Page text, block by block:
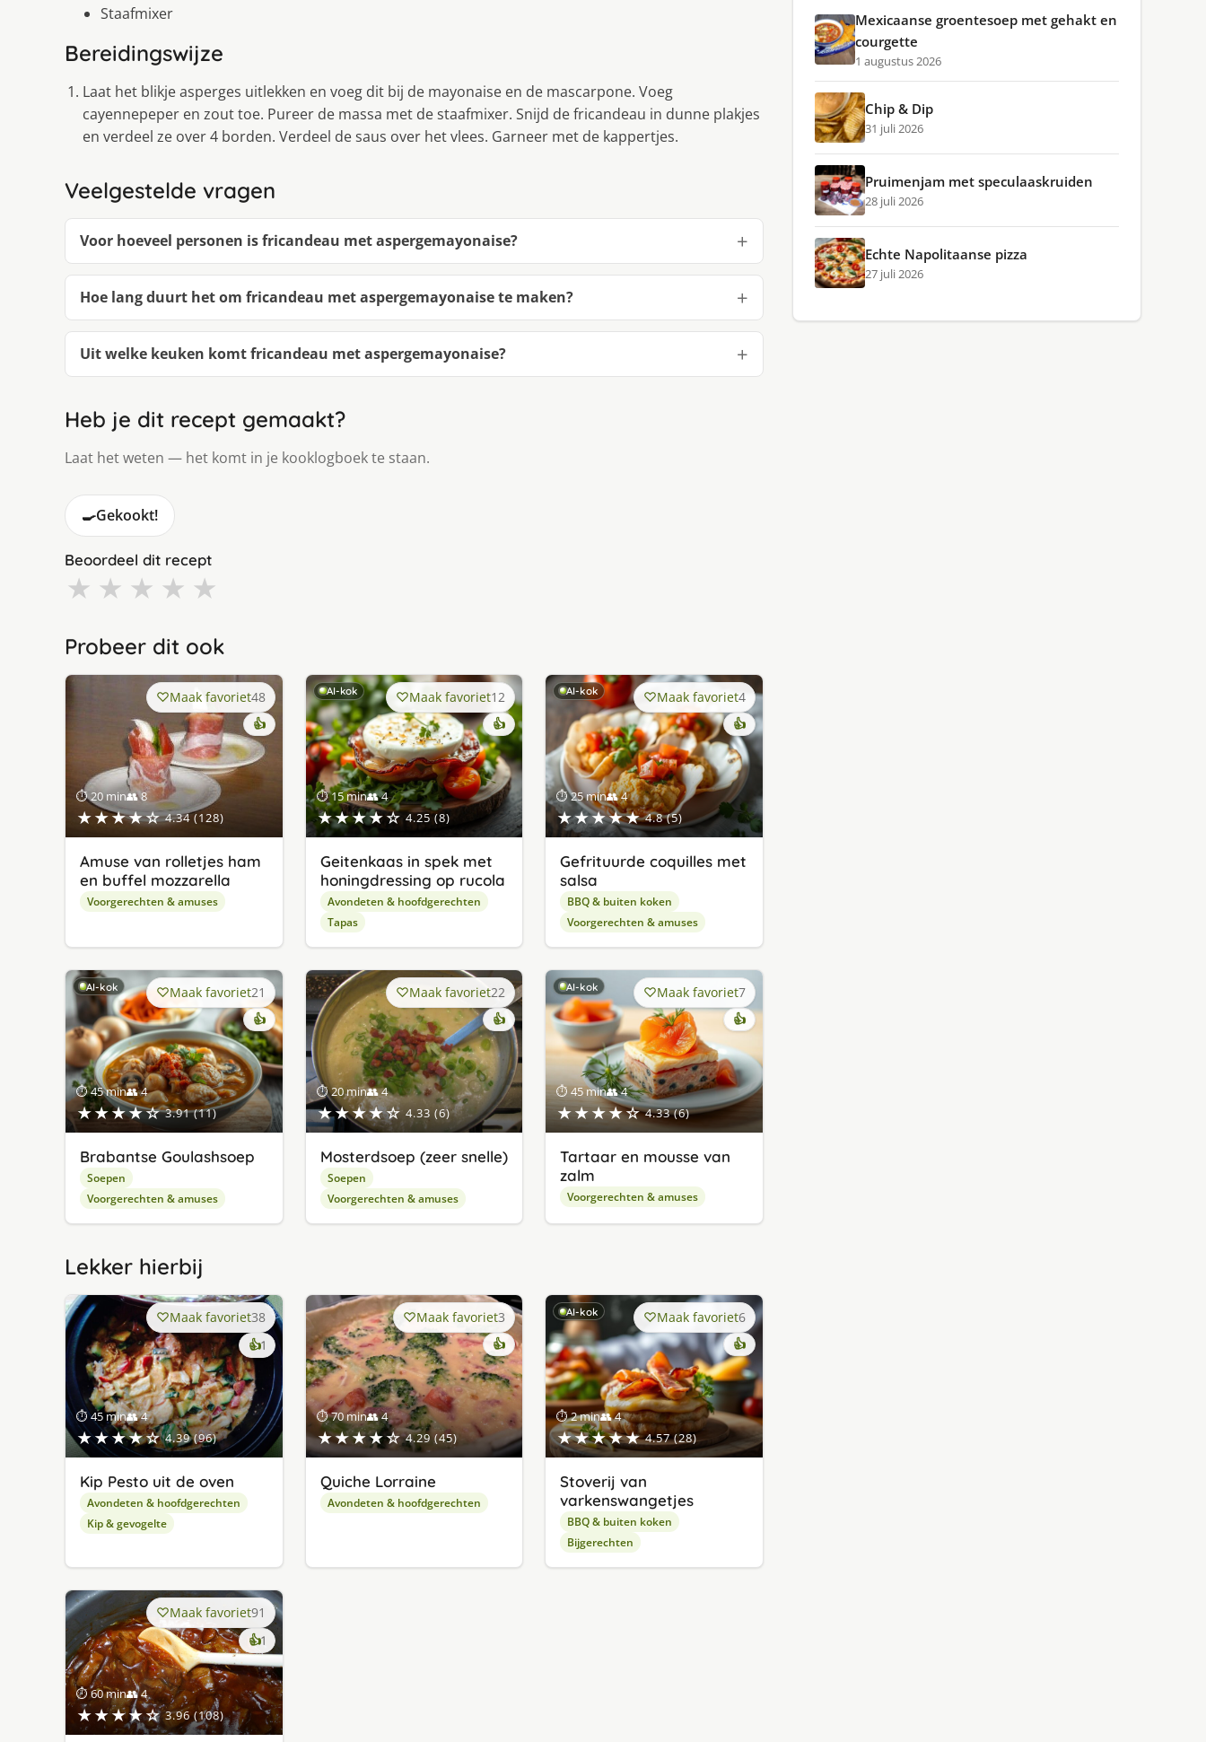
Staafmixer
Bereidingswijze
Laat het blikje asperges uitlekken en voeg dit bij de mayonaise en de mascarpone. Voeg
cayennepeper en zout toe. Pureer de massa met de staafmixer. Snijd de fricandeau in dunne plakjes
en verdeel ze over 4 borden. Verdeel de saus over het vlees. Garneer met de kappertjes.
Veelgestelde vragen
Voor hoeveel personen is fricandeau met aspergemayonaise?
Hoe lang duurt het om fricandeau met aspergemayonaise te maken?
Uit welke keuken komt fricandeau met aspergemayonaise?
Heb je dit recept gemaakt?
Laat het weten — het komt in je kooklogboek te staan.
🍳Gekookt!
Beoordeel dit recept
★ ★ ★ ★ ★
Probeer dit ook
⏱ 20 min👥 8
★★★★☆ 4.34 (128)
Maak favoriet48
👍
Amuse van rolletjes ham
en buffel mozzarella
Voorgerechten & amuses
AI-kok
⏱ 15 min👥 4
★★★★☆ 4.25 (8)
Maak favoriet12
👍
Geitenkaas in spek met
honingdressing op rucola
Avondeten & hoofdgerechten
Tapas
AI-kok
⏱ 25 min👥 4
★★★★★ 4.8 (5)
Maak favoriet4
👍
Gefrituurde coquilles met
salsa
BBQ & buiten koken
Voorgerechten & amuses
AI-kok
⏱ 45 min👥 4
★★★★☆ 3.91 (11)
Maak favoriet21
👍
Brabantse Goulashsoep
Soepen
Voorgerechten & amuses
⏱ 20 min👥 4
★★★★☆ 4.33 (6)
Maak favoriet22
👍
Mosterdsoep (zeer snelle)
Soepen
Voorgerechten & amuses
AI-kok
⏱ 45 min👥 4
★★★★☆ 4.33 (6)
Maak favoriet7
👍
Tartaar en mousse van
zalm
Voorgerechten & amuses
Lekker hierbij
⏱ 45 min👥 4
★★★★☆ 4.39 (96)
Maak favoriet38
👍1keer
lekker
gevonden
Kip Pesto uit de oven
Avondeten & hoofdgerechten
Kip & gevogelte
⏱ 70 min👥 4
★★★★☆ 4.29 (45)
Maak favoriet3
👍
Quiche Lorraine
Avondeten & hoofdgerechten
AI-kok
⏱ 2 min👥 4
★★★★★ 4.57 (28)
Maak favoriet6
👍
Stoverij van
varkenswangetjes
BBQ & buiten koken
Bijgerechten
⏱ 60 min👥 4
★★★★☆ 3.96 (108)
Maak favoriet91
👍1keer
lekker
gevonden
Mexicaanse groentesoep met gehakt en
courgette
1 augustus 2026
Chip & Dip
31 juli 2026
Pruimenjam met speculaaskruiden
28 juli 2026
Echte Napolitaanse pizza
27 juli 2026